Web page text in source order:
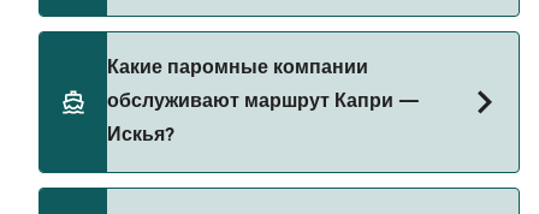
оператора, поэтому рекомендуется проверить
меняться в зависимости от сезона. Средняя
цена парома из Капри в Искья составляет 62₽.
Цена указана без учета сборов за
бронирование.
Какие паромные компании
обслуживают маршрут Капри —
Искья?